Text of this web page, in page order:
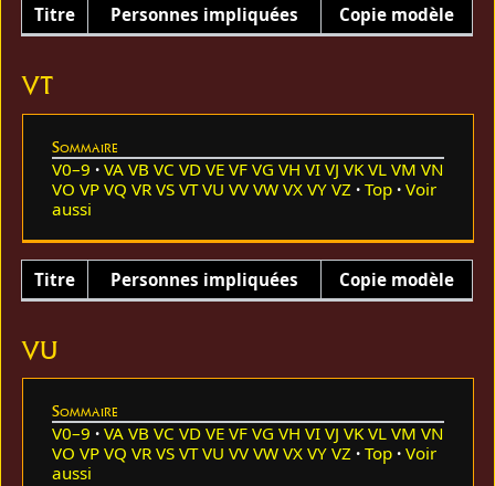
Titre Personnes impliquées Copie modèle
VT
Sommaire
V0–9 VA VB VC VD VE VF VG VH VI VJ VK VL VM VN
VO VP VQ VR VS VT VU VV VW VX VY VZ Top
Voir
aussi
Titre Personnes impliquées Copie modèle
VU
Sommaire
V0–9 VA VB VC VD VE VF VG VH VI VJ VK VL VM VN
VO VP VQ VR VS VT VU VV VW VX VY VZ Top
Voir
aussi